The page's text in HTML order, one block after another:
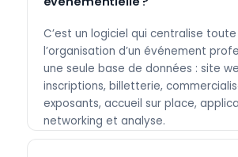
C’est un logiciel qui centralise toute
l’organisation d’un événement
une seule base de données : site
inscriptions, billetterie,
exposants, accueil sur place,
networking et analyse.